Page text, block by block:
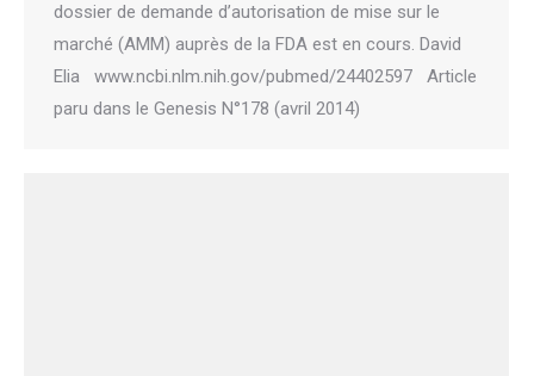
dossier de demande d’autorisation de mise sur le
marché (AMM) auprès de la FDA est en cours. David
Elia www.ncbi.nlm.nih.gov/pubmed/24402597 Article
paru dans le Genesis N°178 (avril 2014)